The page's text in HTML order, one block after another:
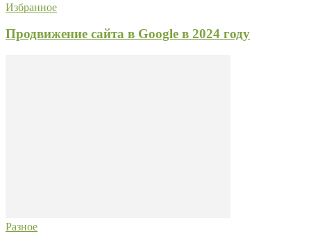
Избранное
Продвижение сайта в Google в 2024 году
Разное